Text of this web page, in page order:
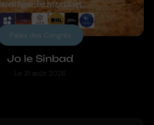
Jo le Sinbad
Palais des Congrès
Le 31 août 2026